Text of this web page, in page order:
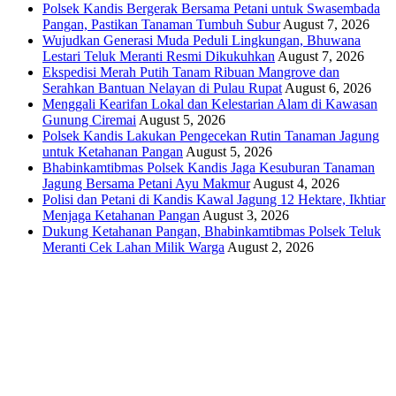
Polsek Kandis Bergerak Bersama Petani untuk Swasembada
Pangan, Pastikan Tanaman Tumbuh Subur August 7, 2026
Wujudkan Generasi Muda Peduli Lingkungan, Bhuwana
Lestari Teluk Meranti Resmi Dikukuhkan August 7, 2026
Ekspedisi Merah Putih Tanam Ribuan Mangrove dan
Serahkan Bantuan Nelayan di Pulau Rupat August 6, 2026
Menggali Kearifan Lokal dan Kelestarian Alam di Kawasan
Gunung Ciremai August 5, 2026
Polsek Kandis Lakukan Pengecekan Rutin Tanaman Jagung
untuk Ketahanan Pangan August 5, 2026
Bhabinkamtibmas Polsek Kandis Jaga Kesuburan Tanaman
Jagung Bersama Petani Ayu Makmur August 4, 2026
Polisi dan Petani di Kandis Kawal Jagung 12 Hektare, Ikhtiar
Menjaga Ketahanan Pangan August 3, 2026
Dukung Ketahanan Pangan, Bhabinkamtibmas Polsek Teluk
Meranti Cek Lahan Milik Warga August 2, 2026